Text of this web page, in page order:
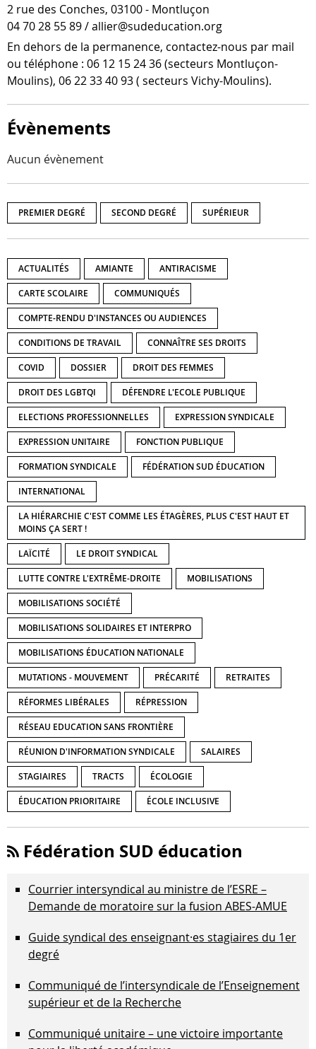
2 rue des Conches, 03100 - Montluçon
04 70 28 55 89 / allier@sudeducation.org
En dehors de la per­ma­nence, contactez-​nous par mail
ou télé­phone : 06 12 15 24 36 (sec­teurs Montluçon-​
Moulins), 06 22 33 40 93 ( sec­teurs Vichy-Moulins).
Évènements
Aucun évènement
PREMIER DEGRÉ SECOND DEGRÉ SUPÉRIEUR
ACTUALITÉS AMIANTE ANTIRACISME
CARTE SCOLAIRE COMMUNIQUÉS
COMPTE-RENDU D'INSTANCES OU AUDIENCES
CONDITIONS DE TRAVAIL CONNAÎTRE SES DROITS
COVID DOSSIER DROIT DES FEMMES
DROIT DES LGBTQI DÉFENDRE L'ECOLE PUBLIQUE
ELECTIONS PROFESSIONNELLES EXPRESSION SYNDICALE
EXPRESSION UNITAIRE FONCTION PUBLIQUE
FORMATION SYNDICALE FÉDÉRATION SUD ÉDUCATION
INTERNATIONAL
LA HIÉRARCHIE C'EST COMME LES ÉTAGÈRES, PLUS C'EST HAUT ET
MOINS ÇA SERT !
LAÏCITÉ LE DROIT SYNDICAL
LUTTE CONTRE L'EXTRÊME-DROITE MOBILISATIONS
MOBILISATIONS SOCIÉTÉ
MOBILISATIONS SOLIDAIRES ET INTERPRO
MOBILISATIONS ÉDUCATION NATIONALE
MUTATIONS - MOUVEMENT PRÉCARITÉ RETRAITES
RÉFORMES LIBÉRALES RÉPRESSION
RÉSEAU EDUCATION SANS FRONTIÈRE
RÉUNION D'INFORMATION SYNDICALE SALAIRES
STAGIAIRES TRACTS ÉCOLOGIE
ÉDUCATION PRIORITAIRE ÉCOLE INCLUSIVE
Fédération SUD éducation
Courrier intersyndical au ministre de l’ESRE –
Demande de moratoire sur la fusion ABES-AMUE
Guide syndical des enseignant·es stagiaires du 1er
degré
Communiqué de l’intersyndicale de l’Enseignement
supérieur et de la Recherche
Communiqué unitaire – une victoire importante